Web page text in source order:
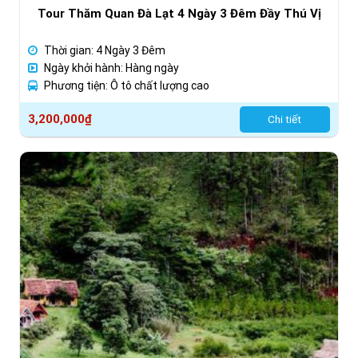
Tour Thăm Quan Đà Lạt 4 Ngày 3 Đêm Đầy Thú Vị
Thời gian: 4 Ngày 3 Đêm
Ngày khởi hành: Hàng ngày
Phương tiện: Ô tô chất lượng cao
3,200,000₫ Chi tiết